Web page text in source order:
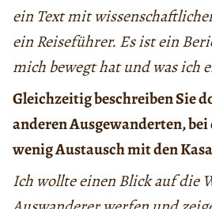
ein Text mit
ein Reiseführer. Es ist ein
mich bewegt hat und was ich
Gleichzeitig beschreiben Sie
anderen Ausgewanderten,
wenig Austausch mit den
Ich wollte einen Blick auf die